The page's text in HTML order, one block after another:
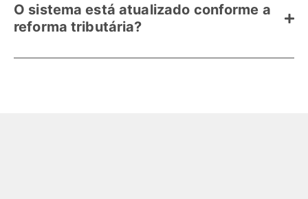
O sistema está atualizado conforme a
reforma tributária?